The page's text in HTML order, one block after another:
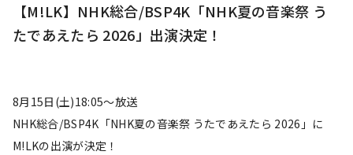
【M!LK】NHK総合/BSP4K「NHK夏の音楽祭 う
たであえたら 2026」出演決定！
8月15日(土)18:05〜放送
NHK総合/BSP4K「NHK夏の音楽祭 うたであえたら 2026」に
M!LKの出演が決定！